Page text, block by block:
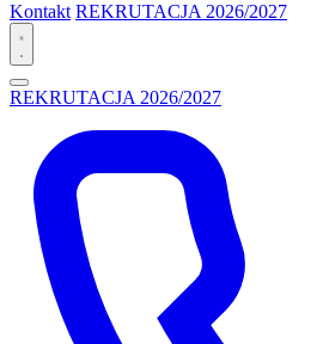
Kontakt REKRUTACJA 2026/2027
REKRUTACJA 2026/2027